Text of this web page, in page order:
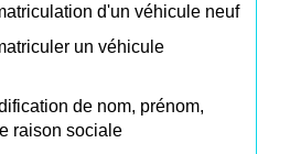
d'un véhicule neuf
un véhicule
de nom, prénom,
raison sociale